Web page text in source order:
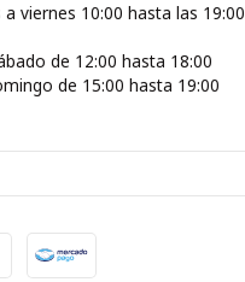
a viernes 10:00 hasta las 19:00
de 12:00 hasta 18:00
de 15:00 hasta 19:00